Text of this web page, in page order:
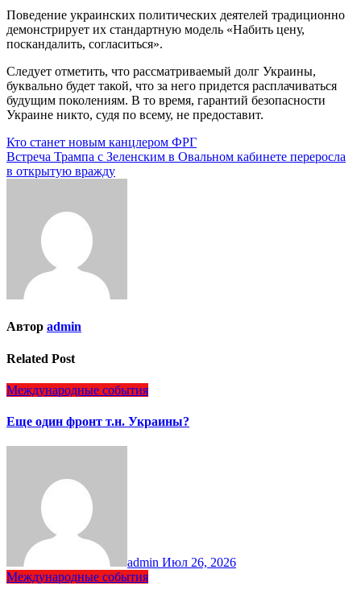
Поведение украинских политических деятелей традиционно
демонстрирует их стандартную модель «Набить цену,
поскандалить, согласиться».
Следует отметить, что рассматриваемый долг Украины,
буквально будет такой, что за него придется расплачиваться
будущим поколениям. В то время, гарантий безопасности
Украине никто, судя по всему, не предоставит.
Навигация
по
Кто станет новым канцлером ФРГ
Встреча Трампа с Зеленским в Овальном кабинете переросла
в открытую вражду
Автор admin
Related Post
Международные события
Еще один фронт т.н. Украины?
admin Июл 26, 2026
Международные события